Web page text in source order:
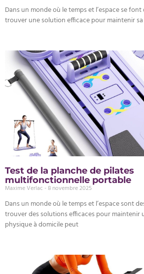
Dans un monde où le temps et l’espace se
trouver une solution efficace pour maintenir
Test de la planche de pilates
multifonctionnelle portable
Maxime Verlac 8 novembre 2025
Dans un monde où le temps et l’espace sont
trouver des solutions efficaces pour maintenir
physique à domicile peut